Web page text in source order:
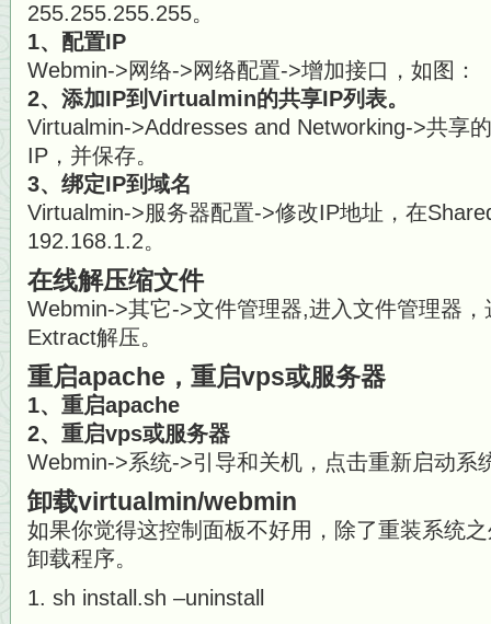
255.255.255.255。
1、配置IP
Webmin->网络->网络配置->增加接口，如图：
2、添加IP到Virtualmin的共享IP列表。
Virtualmin->Addresses and Networking->共享
IP，并保存。
3、绑定IP到域名
Virtualmin->服务器配置->修改IP地址，在
192.168.1.2。
在线解压缩文件
Webmin->其它->文件管理器,进入文件管理器
Extract解压。
重启apache，重启vps或服务器
1、重启apache
2、重启vps或服务器
Webmin->系统->引导和关机，点击重新启动系
卸载virtualmin/webmin
如果你觉得这控制面板不好用，除了重装系统
卸载程序。
sh install.sh –uninstall